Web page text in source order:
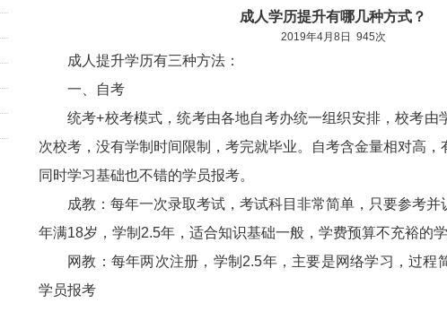
成人学历提升有哪几种方式？
2019年4月8日 945次
成人提升学历有三种方法：
一、自考
统考+校考模式，统考由各地自考办统一组织安排，校考由
次校考，没有学制时间限制，考完就毕业。自考含金量相对高，
同时学习基础也不错的学员报考。
成教：每年一次录取考试，考试科目非常简单，只要参考
年满18岁，学制2.5年，适合知识基础一般，学费预算不充裕的
网教：每年两次注册，学制2.5年，主要是网络学习，过程
学员报考